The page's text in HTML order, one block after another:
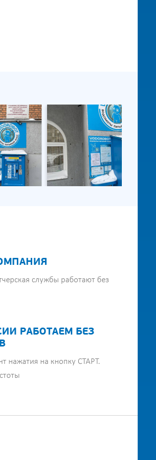
службы работают без
РАБОТАЕМ БЕЗ
нажатия на кнопку СТАРТ.